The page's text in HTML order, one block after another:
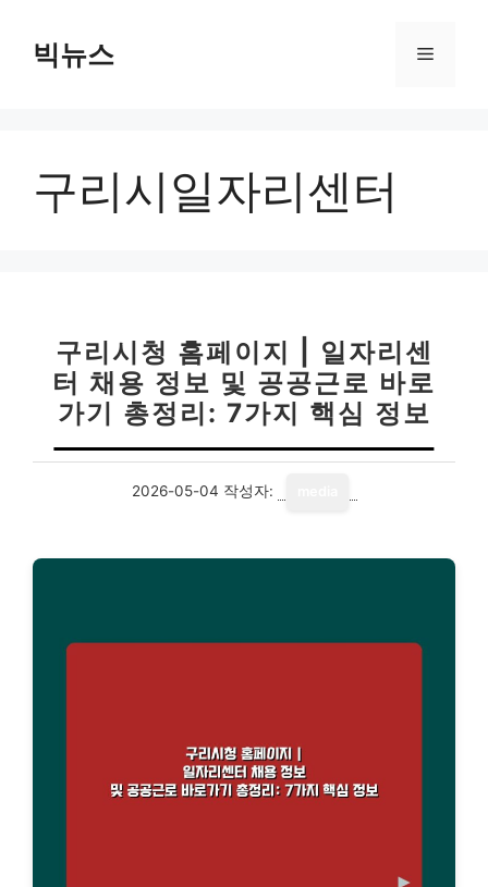
빅뉴스 메
구리시일자리센터
구리시청 홈페이지 | 일자리센
터 채용 정보 및 공공근로 바로
가기 총정리: 7가지 핵심 정보
2026-05-04 작성자: